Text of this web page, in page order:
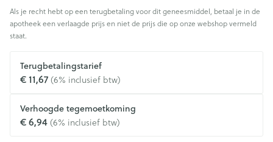
Als je recht hebt op een terugbetaling voor dit geneesmiddel, betaal je in de
apotheek een verlaagde prijs en niet de prijs die op onze webshop vermeld
staat.
Terugbetalingstarief
€ 11,67(6% inclusief btw)
Verhoogde tegemoetkoming
€ 6,94(6% inclusief btw)